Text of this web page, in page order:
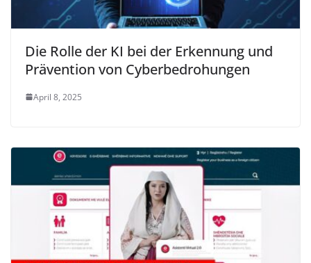
Die Rolle der KI bei der Erkennung und
Prävention von Cyberbedrohungen
April 8, 2025